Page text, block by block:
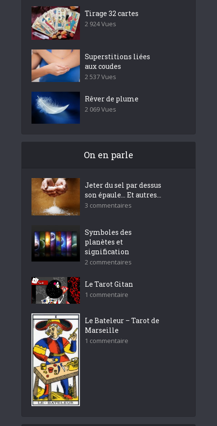
Tirage 32 cartes
2 924 Vues
Superstitions liées
aux coudes
2 537 Vues
Rêver de plume
2 069 Vues
On en parle
Jeter du sel par dessus
son épaule… Et autres...
3 commentaires
Symboles des
planètes et
signification
2 commentaires
Le Tarot Gitan
1 commentaire
Le Bateleur – Tarot de
Marseille
1 commentaire